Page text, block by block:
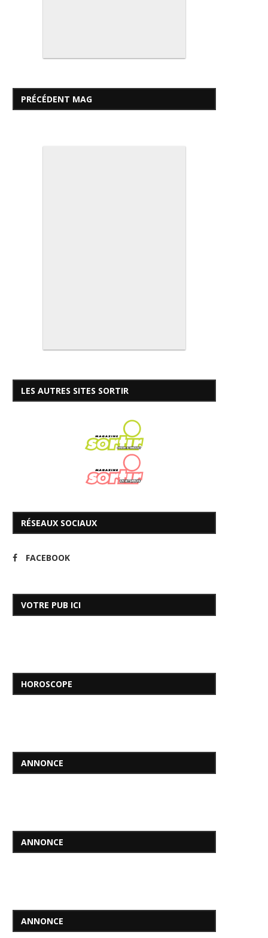
PRÉCÉDENT MAG
LES AUTRES SITES SORTIR
RÉSEAUX SOCIAUX
FACEBOOK
VOTRE PUB ICI
HOROSCOPE
ANNONCE
ANNONCE
ANNONCE